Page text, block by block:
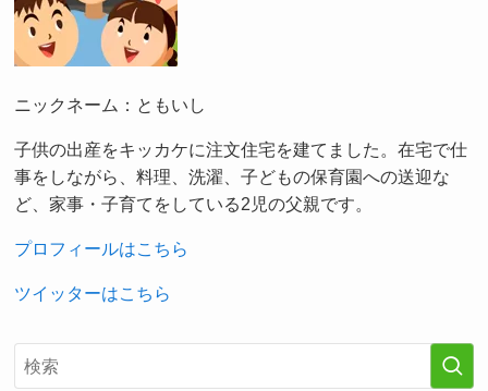
ニックネーム：ともいし
子供の出産をキッカケに注文住宅を建てました。在宅で仕
事をしながら、料理、洗濯、子どもの保育園への送迎な
ど、家事・子育てをしている2児の父親です。
プロフィールはこちら
ツイッターはこちら